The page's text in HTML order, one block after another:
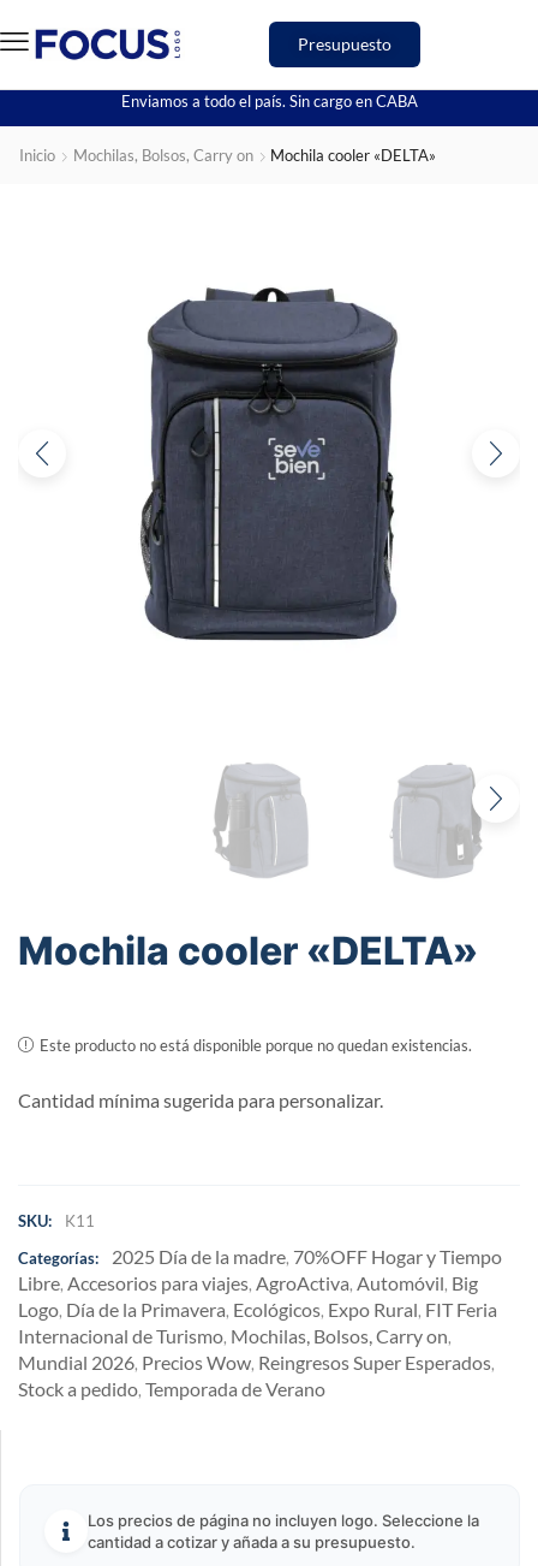
Presupuesto
Enviamos a todo el país. Sin cargo en CABA
Inicio Mochilas, Bolsos, Carry on Mochila cooler «DELTA»
Mochila cooler «DELTA»
Este producto no está disponible porque no quedan existencias.
Cantidad mínima sugerida para personalizar.
SKU:
K11
Categorías:
2025 Día de la madre, 70%OFF Hogar y Tiempo
Libre, Accesorios para viajes, AgroActiva, Automóvil, Big
Logo, Día de la Primavera, Ecológicos, Expo Rural, FIT Feria
Internacional de Turismo, Mochilas, Bolsos, Carry on,
Mundial 2026, Precios Wow, Reingresos Super Esperados,
Stock a pedido, Temporada de Verano
Los precios de página no incluyen logo. Seleccione la
cantidad a cotizar y añada a su presupuesto.